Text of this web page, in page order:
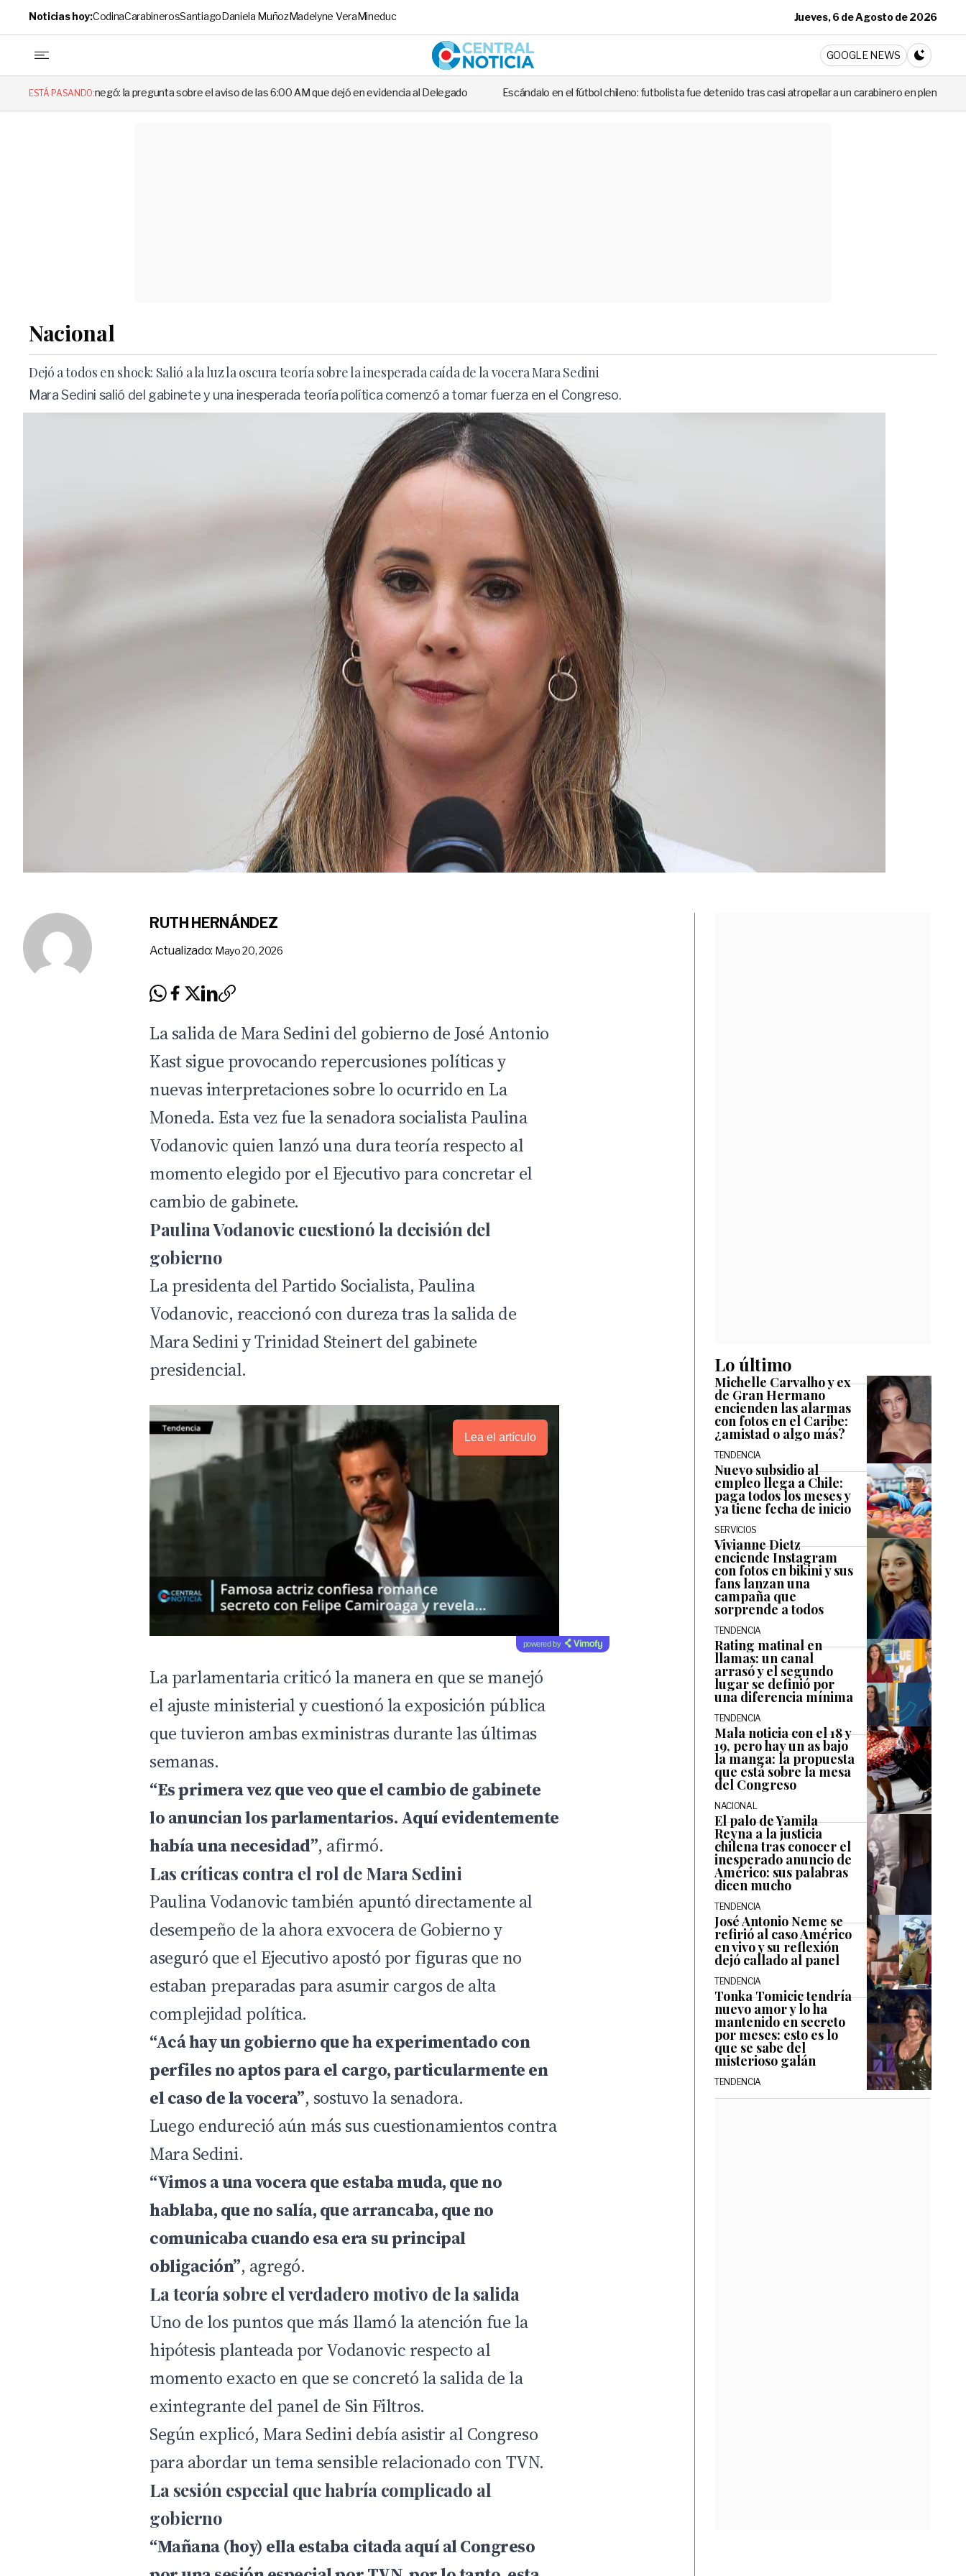
Noticias hoy:CodinaCarabinerosSantiagoDaniela MuñozMadelyne VeraMineduc Jueves, 6 de Agosto de 2026
Central Noticia
GOOGLE NEWS
CAMBIA A
ESTÁ PASANDO:
lo negó: la pregunta sobre el aviso de las 6:00 AM que dejó en evidencia al Delegado Escándalo en el fútbol chileno: futbolista fue detenido tras casi atropellar a un carabinero en plena fiscalización
Nacional
Dejó a todos en shock: Salió a la luz la oscura teoría sobre la inesperada caída de la vocera Mara Sedini
Mara Sedini salió del gabinete y una inesperada teoría política comenzó a tomar fuerza en el Congreso.
RUTH HERNÁNDEZ
Actualizado: Mayo 20, 2026
La salida de Mara Sedini del gobierno de José Antonio
Kastsigue provocando repercusiones políticas y
nuevas interpretaciones sobre lo ocurrido en La
Moneda. Esta vez fue la senadora socialista Paulina
Vodanovic quien lanzó una dura teoría respecto al
momento elegido por el Ejecutivo para concretar el
cambio de gabinete.
Paulina Vodanovic cuestionó la decisión del
gobierno
La presidenta del Partido Socialista, Paulina
Vodanovic, reaccionó con dureza tras la salida de
Mara Sedini y Trinidad Steinert del gabinete
presidencial.
Lea el artículo
powered by
La parlamentaria criticó la manera en que se manejó
el ajuste ministerial y cuestionó la exposición pública
que tuvieron ambas exministras durante las últimas
semanas.
“Es primera vez que veo que el cambio de gabinete
lo anuncian los parlamentarios. Aquí evidentemente
había una necesidad”, afirmó.
Las críticas contra el rol de Mara Sedini
Paulina Vodanovic también apuntó directamente al
desempeño de la ahora exvocera de Gobierno y
aseguró que el Ejecutivo apostó por figuras que no
estaban preparadas para asumir cargos de alta
complejidad política.
“Acá hay un gobierno que ha experimentado con
perfiles no aptos para el cargo, particularmente en
el caso de la vocera”, sostuvo la senadora.
Luego endureció aún más sus cuestionamientos contra
Mara Sedini.
“Vimos a una vocera que estaba muda, que no
hablaba, que no salía, que arrancaba, que no
comunicaba cuando esa era su principal
obligación”, agregó.
La teoría sobre el verdadero motivo de la salida
Uno de los puntos que más llamó la atención fue la
hipótesis planteada por Vodanovic respecto al
momento exacto en que se concretó la salida de la
exintegrante del panel de Sin Filtros.
Según explicó, Mara Sedini debía asistir al Congreso
para abordar un tema sensible relacionado con TVN.
La sesión especial que habría complicado al
gobierno
“Mañana (hoy) ella estaba citada aquí al Congreso
Lo último
Michelle Carvalho y ex
de Gran Hermano
encienden las alarmas
con fotos en el Caribe:
¿amistad o algo más?
TENDENCIA
Nuevo subsidio al
empleo llega a Chile:
paga todos los meses y
ya tiene fecha de inicio
SERVICIOS
Vivianne Dietz
enciende Instagram
con fotos en bikini y sus
fans lanzan una
campaña que
sorprende a todos
TENDENCIA
Rating matinal en
llamas: un canal
arrasó y el segundo
lugar se definió por
una diferencia mínima
TENDENCIA
Mala noticia con el 18 y
19, pero hay un as bajo
la manga: la propuesta
que está sobre la mesa
del Congreso
NACIONAL
El palo de Yamila
Reyna a la justicia
chilena tras conocer el
inesperado anuncio de
Américo: sus palabras
dicen mucho
TENDENCIA
José Antonio Neme se
refirió al caso Américo
en vivo y su reflexión
dejó callado al panel
TENDENCIA
Tonka Tomicic tendría
nuevo amor y lo ha
mantenido en secreto
por meses: esto es lo
que se sabe del
misterioso galán
TENDENCIA